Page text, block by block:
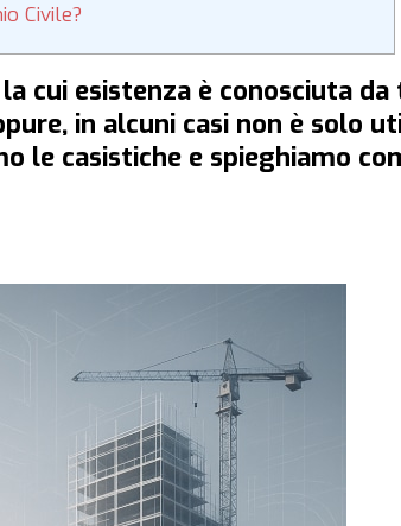
Civile?
cui esistenza è conosciuta
in alcuni casi non è solo
le casistiche e spieghiamo